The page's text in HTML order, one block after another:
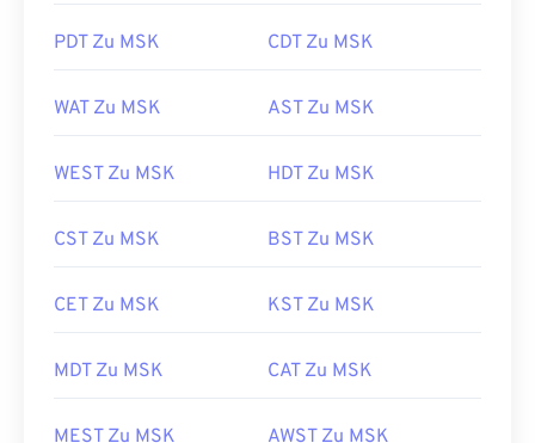
PDT Zu MSK CDT Zu MSK
WAT Zu MSK AST Zu MSK
WEST Zu MSK HDT Zu MSK
CST Zu MSK BST Zu MSK
CET Zu MSK KST Zu MSK
MDT Zu MSK CAT Zu MSK
MEST Zu MSK AWST Zu MSK